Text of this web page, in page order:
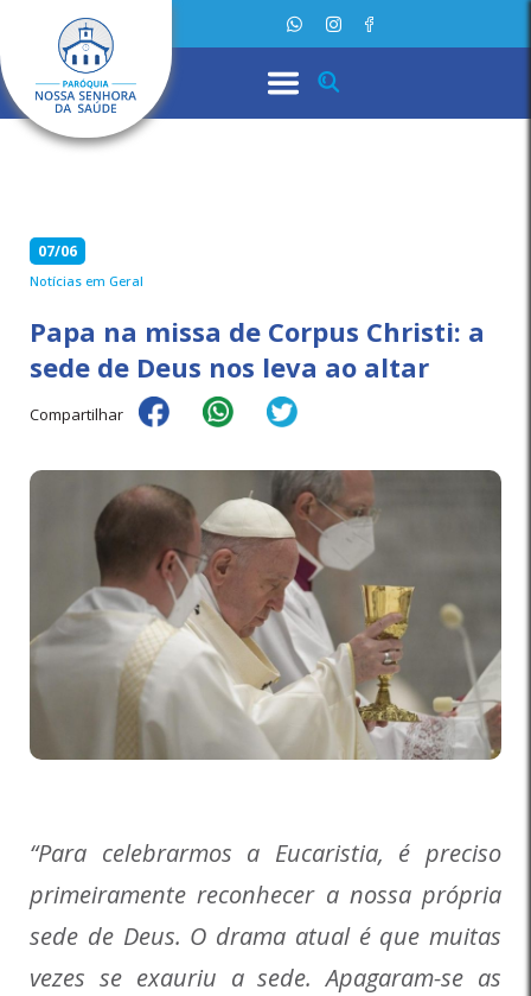
07/06
Notícias em Geral
Papa na missa de Corpus Christi: a
sede de Deus nos leva ao altar
Compartilhar
“Para celebrarmos a Eucaristia, é preciso
primeiramente reconhecer a nossa própria
sede de Deus. O drama atual é que muitas
vezes se exauriu a sede. Apagaram-se as